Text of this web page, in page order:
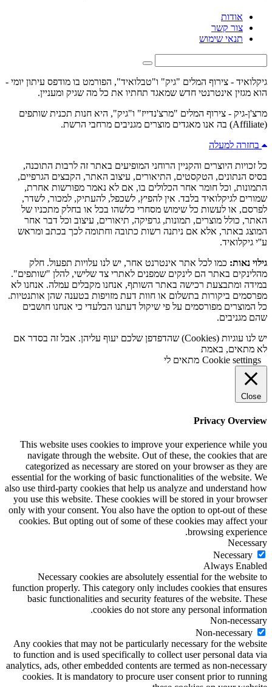
אודות
צור קשר
תנאי שימוש
גיקלואיד - צירוף המלים "גיק" ו"טבלואיד", הפורמט בו מודפס עיתון יומי -
הוא מגזין אינטרנטי חדש שמאגד תחתיו את כל מה שגיק ומעניין.
מרצ'ן-גיק - צירוף המלים "מרצ'נדייז" ו"גיק", היא חנות תכנית שותפים
(Affiliate) בה אנו מאגדים מוצרים מגניבים מרחבי הרשת.
בחזרה למעלה
כל זכויות היוצרים והקניין הרוחני המופיעים באתר זה לרבות התוכנה,
בסיס הנתונים, הטקסטים, התיאורים, עיצוב האתר, הקבצים הגרפיים,
התמונות, וכל חומר אחר הכלולים בו, אם לא נאמר מפורשות אחרת,
שמורים לגיקלואיד בלבד. אין להפיץ, לשכפל, להעתיק, למכור, לשדר,
לפרסם, או לעשות כל שימוש מסחרי כלשהו בכל או בחלק מתכניו של
האתר, כולל מוצרים, תמונות, גרפיקה, תיאורים, עיצוב וכל דבר אחר
המוצג באתר, אלא אם ניתנה רשות כתובה וחתומה לכך בכתב ומראש
ע''י גיקלואיד.
גילוי נאות: כמו לכל אתר אינטרנט אחר, יש לנו עלויות תפעול. חלק
מהלינקים באתר הם לינקים שמפנים לאתרי צד שלישי, להלן "שותפים".
במידה ומתבצעת רכישה באתר השותף, אנחנו מקבלים עמלה. אנחנו לא
מפרסמים ביקורות בתשלום או חוות דעת מזויפות בטענה שהן אותנטיות.
כל המוצרים מפורסמים על פי שיקול דעתנו הבלעדי כי אנחנו חושבים
שהם מגניבים.
יש לנו עוגיות (Cookies) שהדפדפן שלכם יעוף עליהן. אבל זה בסדר אם
לא מתאים, באמת
Cookie settings מתאים לי
Close
Privacy Overview
This website uses cookies to improve your experience while you
navigate through the website. Out of these, the cookies that are
categorized as necessary are stored on your browser as they are
essential for the working of basic functionalities of the website. We
also use third-party cookies that help us analyze and understand how
you use this website. These cookies will be stored in your browser
only with your consent. You also have the option to opt-out of these
cookies. But opting out of some of these cookies may affect your
browsing experience.
Necessary
Necessary
Always Enabled
Necessary cookies are absolutely essential for the website to
function properly. This category only includes cookies that ensures
basic functionalities and security features of the website. These
cookies do not store any personal information.
Non-necessary
Non-necessary
Any cookies that may not be particularly necessary for the website
to function and is used specifically to collect user personal data via
analytics, ads, other embedded contents are termed as non-necessary
cookies. It is mandatory to procure user consent prior to running